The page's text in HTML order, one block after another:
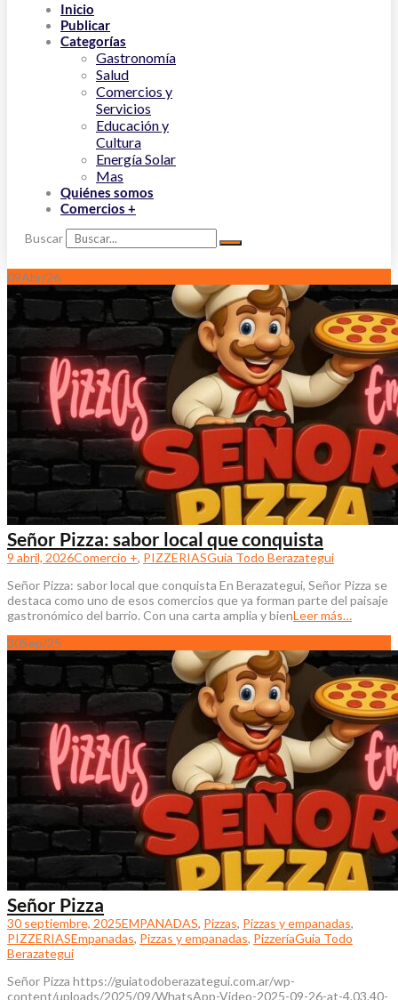
Inicio
Publicar
Categorías
Gastronomía
Salud
Comercios y
Servicios
Educación y
Cultura
Energía Solar
Mas
Quiénes somos
Comercios +
Buscar
09Abr/26
Señor Pizza: sabor local que conquista
9 abril, 2026Comercio +, PIZZERIASGuia Todo Berazategui
Señor Pizza: sabor local que conquista En Berazategui, Señor Pizza se
destaca como uno de esos comercios que ya forman parte del paisaje
gastronómico del barrio. Con una carta amplia y bienLeer más…
30Sep/25
Señor Pizza
30 septiembre, 2025EMPANADAS, Pizzas, Pizzas y empanadas,
PIZZERIASEmpanadas, Pizzas y empanadas, PizzeríaGuia Todo
Berazategui
Señor Pizza https://guiatodoberazategui.com.ar/wp-
content/uploads/2025/09/WhatsApp-Video-2025-09-26-at-4.03.40-